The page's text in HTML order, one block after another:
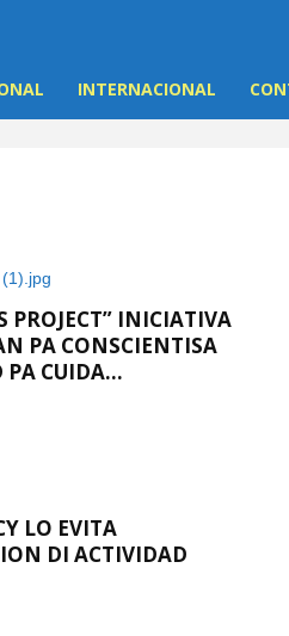
INTERNACIONAL
PROJECT” INICIATIVA
PA CONSCIENTISA
CUIDA...
LO EVITA
DI ACTIVIDAD